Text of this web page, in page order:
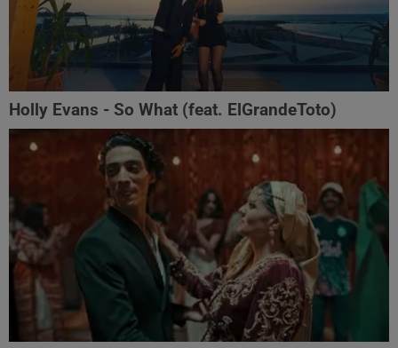
Holly Evans‬ - So What (feat. ‪ElGrandeToto)